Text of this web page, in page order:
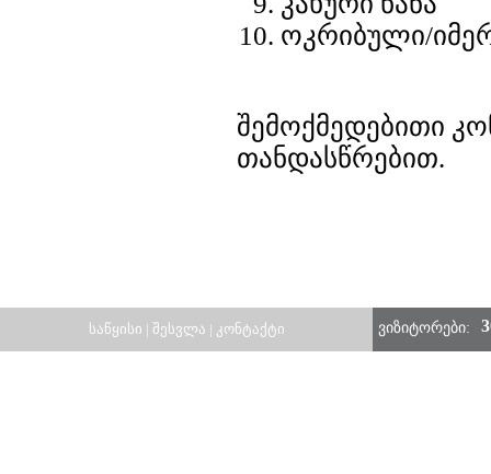
ოკრიბული/
შემოქმედებითი
თანდასწრებით.
საწყისი | შესვლა | კონტაქტი ვიზიტორები: